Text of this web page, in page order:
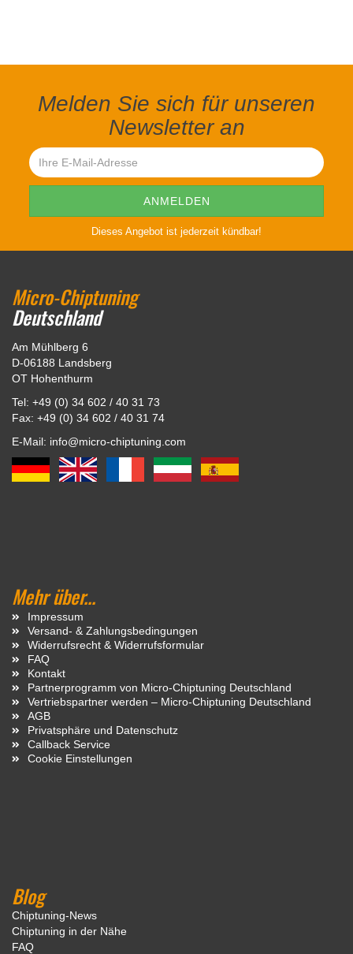
Melden Sie sich für unseren
Newsletter an
Dieses Angebot ist jederzeit kündbar!
Micro-Chiptuning
Deutschland
Am Mühlberg 6
D-06188 Landsberg
OT Hohenthurm
Tel: +49 (0) 34 602 / 40 31 73
Fax: +49 (0) 34 602 / 40 31 74
E-Mail: info@micro-chiptuning.com
Mehr über...
Impressum
Versand- & Zahlungsbedingungen
Widerrufsrecht & Widerrufsformular
FAQ
Kontakt
Partnerprogramm von Micro-Chiptuning Deutschland
Vertriebspartner werden – Micro-Chiptuning Deutschland
AGB
Privatsphäre und Datenschutz
Callback Service
Cookie Einstellungen
Blog
Chiptuning-News
Chiptuning in der Nähe
FAQ